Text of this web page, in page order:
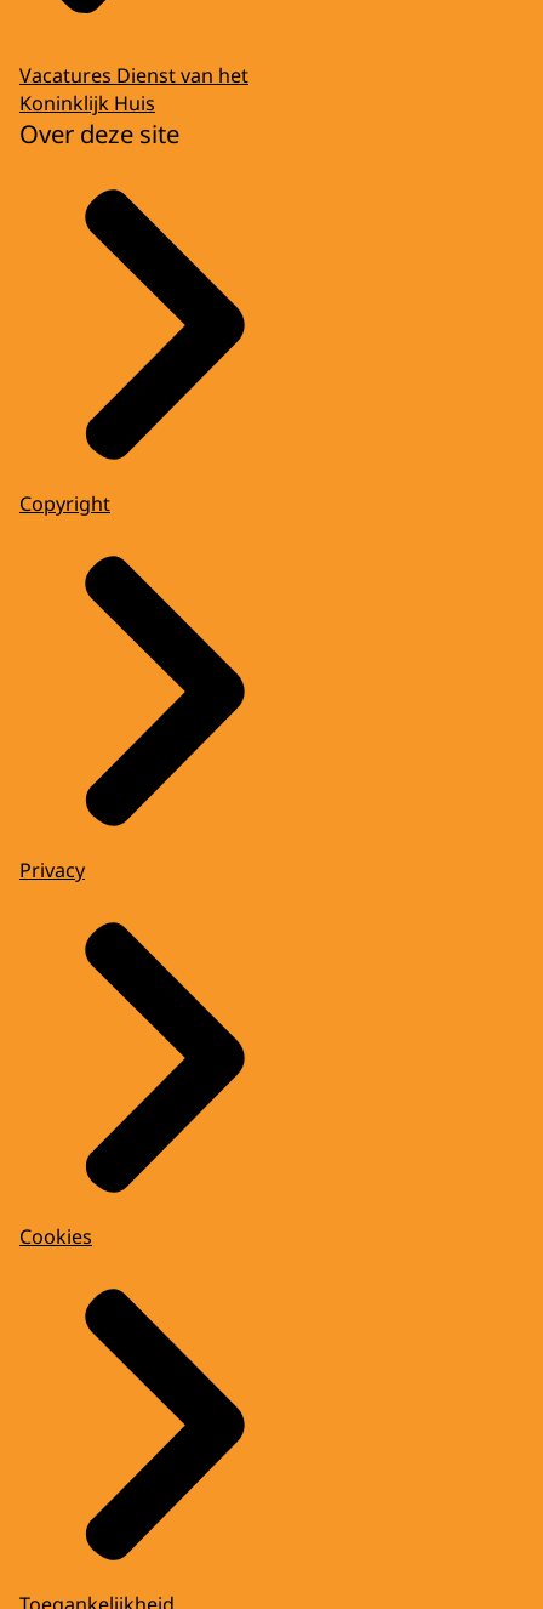
Vacatures Dienst van het
Koninklijk Huis
Over deze site
Copyright
Privacy
Cookies
Toegankelijkheid